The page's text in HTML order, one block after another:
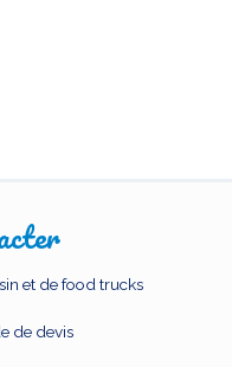
et de food trucks
de devis